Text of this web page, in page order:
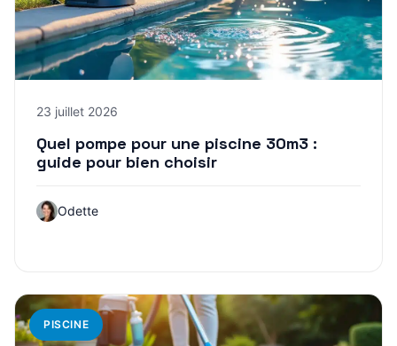
23 juillet 2026
Quel pompe pour une piscine 30m3 :
guide pour bien choisir
Odette
PISCINE